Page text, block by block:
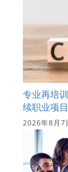
专业再培
续职业项
2026年8月7